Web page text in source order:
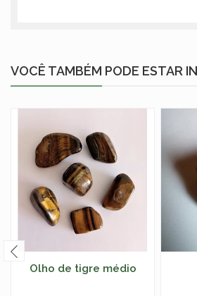
VOCÊ TAMBÉM PODE ESTAR
Olho de tigre médio